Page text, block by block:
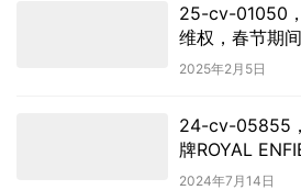
25-cv-01050
维权，春节期
2025年2月5日
24-cv-05855
牌ROYAL
次商标维权
2024年7月14日